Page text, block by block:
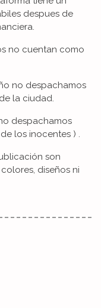
despues de
no cuentan como
no despachamos
la ciudad.
despachamos
los inocentes ) .
son
diseños ni